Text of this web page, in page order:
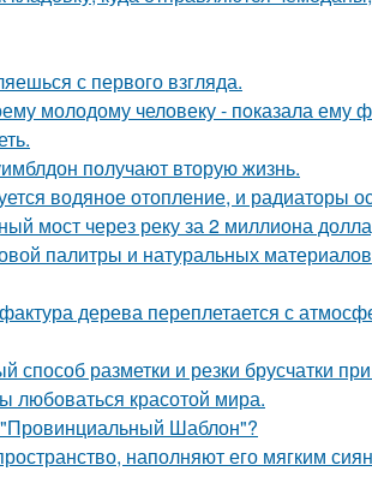
с первого взгляда.
молодому человеку - пoказала ему
получают вторую жизнь.
водяное отопление, и радиаторы
мост через реку за 2 миллиона
палитры и натуральных
дерева переплетается с
разметки и резки брусчатки
любоваться красотой мира.
"Провинциальный Шаблон"?
наполняют его мягким